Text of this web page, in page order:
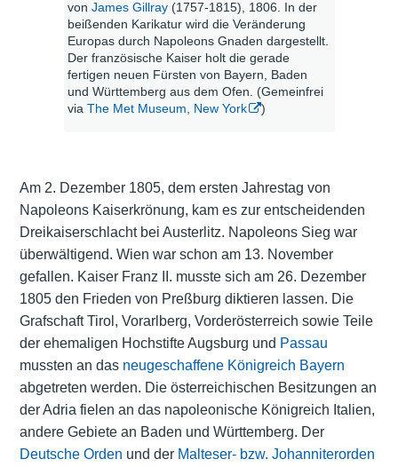
von James Gillray(1757-1815), 1806. In der
beißenden Karikatur wird die Veränderung
Europas durch Napoleons Gnaden dargestellt.
Der französische Kaiser holt die gerade
fertigen neuen Fürsten von Bayern, Baden
und Württemberg aus dem Ofen. (Gemeinfrei
via The Met Museum, New York )
Am 2. Dezember 1805, dem ersten Jahrestag von
Napoleons Kaiserkrönung, kam es zur entscheidenden
Dreikaiserschlacht bei Austerlitz. Napoleons Sieg war
überwältigend. Wien war schon am 13. November
gefallen. Kaiser Franz II. musste sich am 26. Dezember
1805 den Frieden von Preßburg diktieren lassen. Die
Grafschaft Tirol, Vorarlberg, Vorderösterreich sowie Teile
der ehemaligen HochstifteAugsburg und Passau
mussten an das neugeschaffene Königreich Bayern
abgetreten werden. Die österreichischen Besitzungen an
der Adria fielen an das napoleonische Königreich Italien,
andere Gebiete an Baden und Württemberg. Der
Deutsche Orden und der Malteser- bzw. Johanniterorden